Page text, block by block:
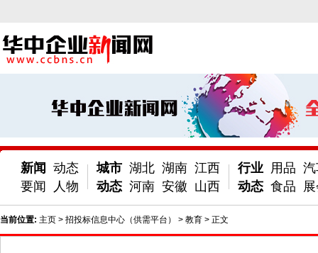
新闻
要闻
动态
人物
城市
动态
湖北 湖南 江西
河南 安徽 山西
行业
动态
用品
食品
当前位置: 主页 > 招投标信息中心（供需平台） > 教育 > 正文